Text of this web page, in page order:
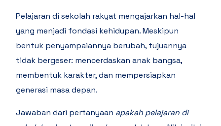
Pelajaran di sekolah rakyat mengajarkan hal-hal
yang menjadi fondasi kehidupan. Meskipun
bentuk penyampaiannya berubah, tujuannya
tidak bergeser: mencerdaskan anak bangsa,
membentuk karakter, dan mempersiapkan
generasi masa depan.
Jawaban dari pertanyaan apakah pelajaran di